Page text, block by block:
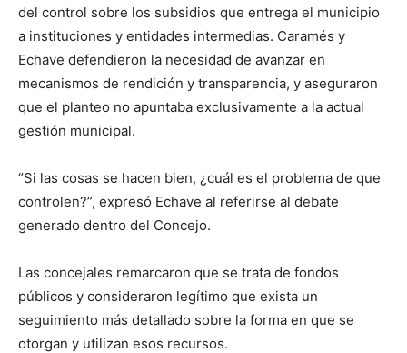
del control sobre los subsidios que entrega el municipio
a instituciones y entidades intermedias. Caramés y
Echave defendieron la necesidad de avanzar en
mecanismos de rendición y transparencia, y aseguraron
que el planteo no apuntaba exclusivamente a la actual
gestión municipal.
“Si las cosas se hacen bien, ¿cuál es el problema de que
controlen?”, expresó Echave al referirse al debate
generado dentro del Concejo.
Las concejales remarcaron que se trata de fondos
públicos y consideraron legítimo que exista un
seguimiento más detallado sobre la forma en que se
otorgan y utilizan esos recursos.